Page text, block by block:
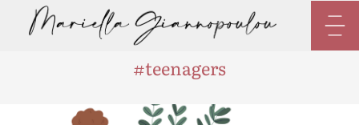
#teenagers